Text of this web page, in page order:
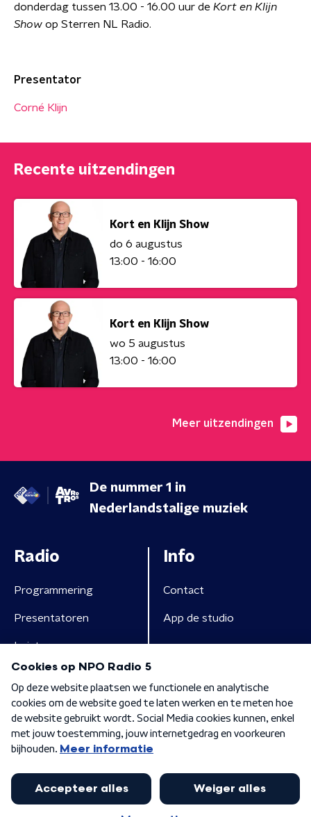
donderdag tussen 13.00 - 16.00 uur de Kort en Klijn
Show op Sterren NL Radio.
Presentator
Corné Klijn
Recente uitzendingen
Kort en Klijn Show
do 6 augustus
13:00 - 16:00
Kort en Klijn Show
wo 5 augustus
13:00 - 16:00
Meer uitzendingen
De nummer 1 in
Nederlandstalige muziek
Radio
Programmering
Presentatoren
Luisteren
Info
Contact
App de studio
Algemene voorwaarden